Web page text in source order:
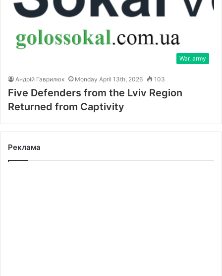
War, army
Андрій Гаврилюк Monday April 13th, 2026 103
Five Defenders from the Lviv Region
Returned from Captivity
Реклама